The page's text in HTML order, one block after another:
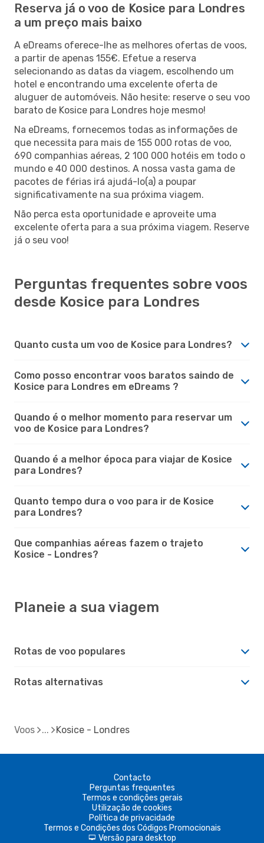
Reserva já o voo de Kosice para Londres
a um preço mais baixo
A eDreams oferece-lhe as melhores ofertas de voos,
a partir de apenas 155€. Efetue a reserva
selecionando as datas da viagem, escolhendo um
hotel e encontrando uma excelente oferta de
aluguer de automóveis. Não hesite: reserve o seu voo
barato de Kosice para Londres hoje mesmo!
Na eDreams, fornecemos todas as informações de
que necessita para mais de 155 000 rotas de voo,
690 companhias aéreas, 2 100 000 hotéis em todo o
mundo e 40 000 destinos. A nossa vasta gama de
pacotes de férias irá ajudá-lo(a) a poupar
significativamente na sua próxima viagem.
Não perca esta oportunidade e aproveite uma
excelente oferta para a sua próxima viagem. Reserve
já o seu voo!
Perguntas frequentes sobre voos
desde Kosice para Londres
Quanto custa um voo de Kosice para Londres?
Como posso encontrar voos baratos saindo de
Kosice para Londres em eDreams ?
Quando é o melhor momento para reservar um
voo de Kosice para Londres?
Quando é a melhor época para viajar de Kosice
para Londres?
Quanto tempo dura o voo para ir de Kosice
para Londres?
Que companhias aéreas fazem o trajeto
Kosice - Londres?
Planeie a sua viagem
Rotas de voo populares
Rotas alternativas
Voos Kosice - Londres
Contacto
Perguntas frequentes
Termos e condições gerais
Utilização de cookies
Política de privacidade
Termos e Condições dos Códigos Promocionais
d Versão para desktop